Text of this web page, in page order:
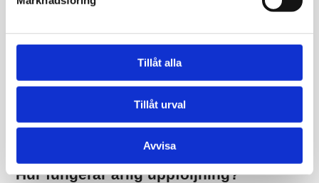
Tillåt alla
Tillåt urval
Avvisa
bokningsbara tider.
Erbjuder ni företagsprovtagning i
information.
Hur fungerar årlig uppföljning?